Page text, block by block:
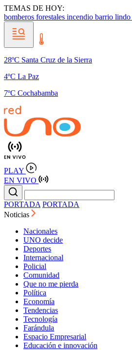
TEMAS DE HOY:
bomberos forestales incendio barrio lindo
28ºC Santa Cruz de la Sierra
4ºC La Paz
7ºC Cochabamba
PLAY
EN VIVO
PORTADA PORTADA
Noticias
Nacionales
UNO decide
Deportes
Internacional
Policial
Comunidad
Que no me pierda
Política
Economía
Tendencias
Tecnología
Farándula
Espacio Empresarial
Educación e innovación